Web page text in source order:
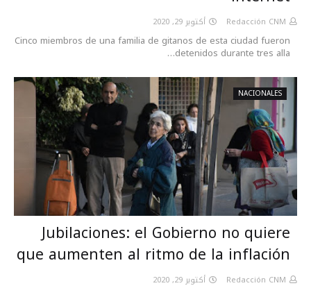
Redacción CNM أكتوبر 29, 2020
Cinco miembros de una familia de gitanos de esta ciudad fueron
detenidos durante tres alla…
NACIONALES
Jubilaciones: el Gobierno no quiere
que aumenten al ritmo de la inflación
Redacción CNM أكتوبر 29, 2020